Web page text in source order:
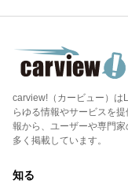
carview!（カービュー）は
らゆる情報やサービスを
報から、ユーザーや専門
多く掲載しています。
知る